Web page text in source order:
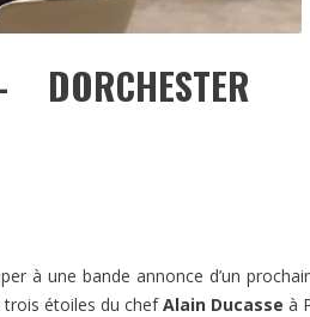
à une bande annonce d’un
trois étoiles du chefAlain Ducasse à